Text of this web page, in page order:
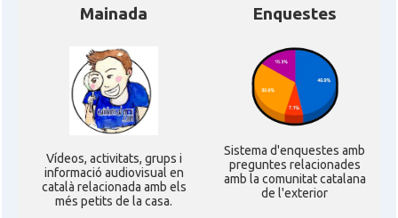
Mainada
Ví­deos, activitats, grups i
informació audiovisual en
català relacionada amb els
més petits de la casa.
Enquestes
Sistema d'enquestes amb
preguntes relacionades
amb la comunitat catalana
de l'exterior